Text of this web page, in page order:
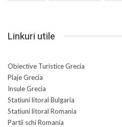
Linkuri utile
Obiective Turistice Grecia
Plaje Grecia
Insule Grecia
Statiuni litoral Bulgaria
Statiuni litoral Romania
Partii schi Romania